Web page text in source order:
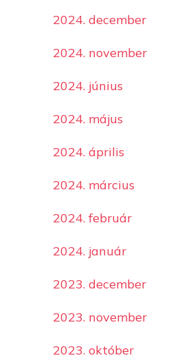
2024. december
2024. november
2024. június
2024. május
2024. április
2024. március
2024. február
2024. január
2023. december
2023. november
2023. október